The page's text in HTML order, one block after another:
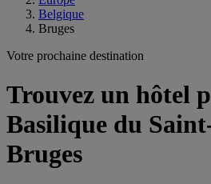
Belgique
Bruges
Votre prochaine destination
Trouvez un hôtel
Basilique du
Bruges